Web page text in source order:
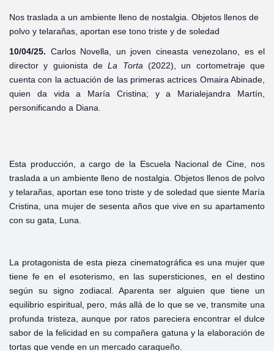
Nos traslada a un ambiente lleno de nostalgia. Objetos llenos de
polvo y telarañas, aportan ese tono triste y de soledad
10/04/25. Carlos Novella, un joven cineasta venezolano, es el
director y guionista deLa Torta (2022), un cortometraje que
cuenta con la actuación de las primeras actrices Omaira Abinade,
quien da vida a María Cristina; y a Marialejandra Martín,
personificando a Diana.
Esta producción, a cargo de la Escuela Nacional de Cine, nos
traslada a un ambiente lleno de nostalgia. Objetos llenos de polvo
y telarañas, aportan ese tono triste y de soledad que siente María
Cristina, una mujer de sesenta años que vive en su apartamento
con su gata, Luna.
La protagonista de esta pieza cinematográfica es una mujer que
tiene fe en el esoterismo, en las supersticiones, en el destino
según su signo zodiacal. Aparenta ser alguien que tiene un
equilibrio espiritual, pero, más allá de lo que se ve, transmite una
profunda tristeza, aunque por ratos pareciera encontrar el dulce
sabor de la felicidad en su compañera gatuna y la elaboración de
tortas que vende en un mercado caraqueño.